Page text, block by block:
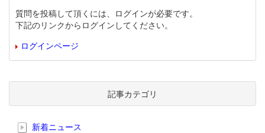
質問を投稿して頂くには、ログインが必要です。
下記のリンクからログインしてください。
ログインページ
記事カテゴリ
新着ニュース